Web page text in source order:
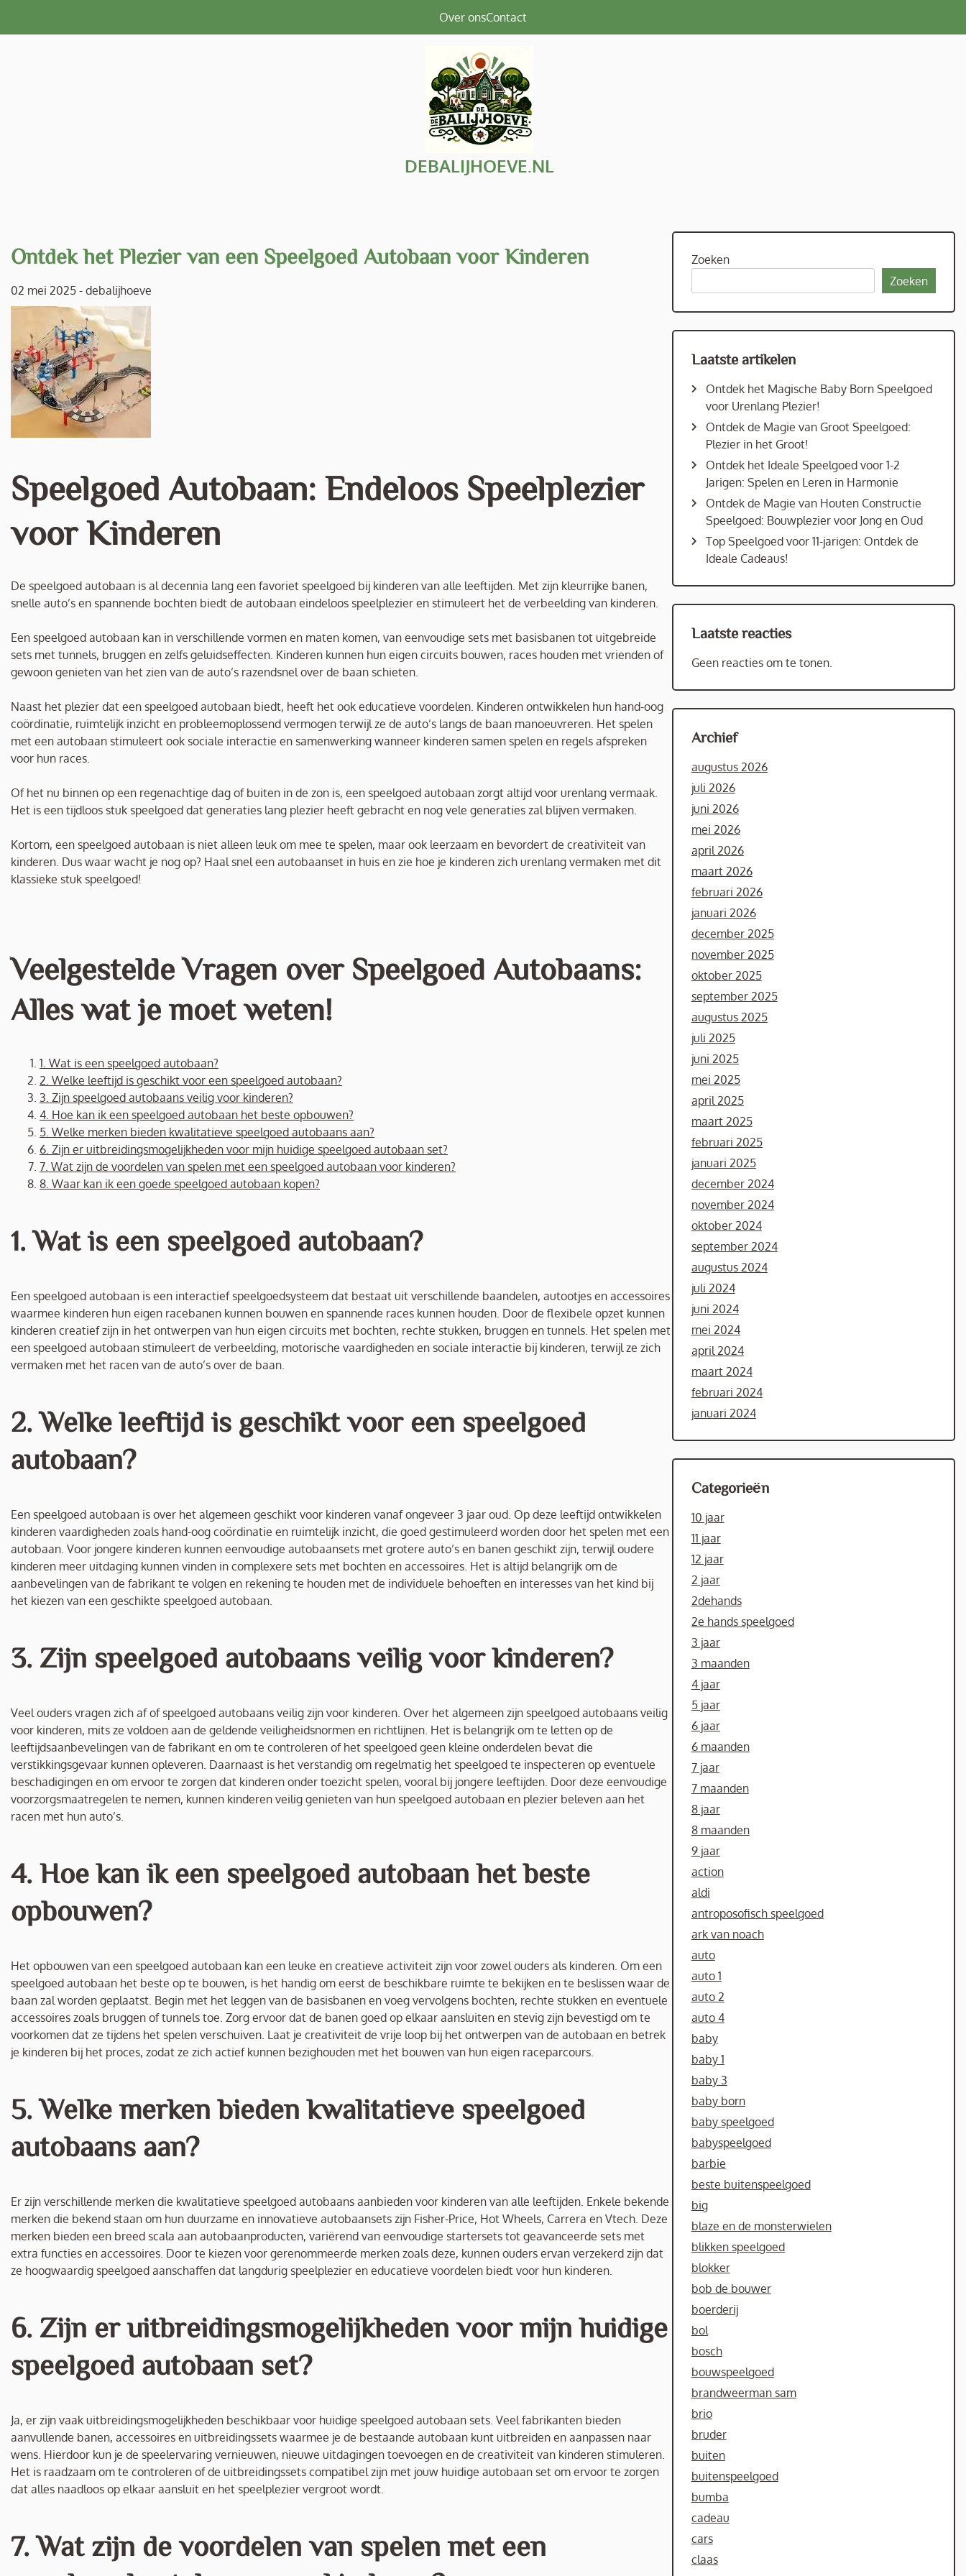
Over onsContact
DEBALIJHOEVE.NL
Ontdek het Plezier van een Speelgoed Autobaan voor Kinderen
02 mei 2025 - debalijhoeve
Speelgoed Autobaan: Endeloos Speelplezier
voor Kinderen
De speelgoed autobaan is al decennia lang een favoriet speelgoed bij kinderen van alle leeftijden. Met zijn kleurrijke banen,
snelle auto’s en spannende bochten biedt de autobaan eindeloos speelplezier en stimuleert het de verbeelding van kinderen.
Een speelgoed autobaan kan in verschillende vormen en maten komen, van eenvoudige sets met basisbanen tot uitgebreide
sets met tunnels, bruggen en zelfs geluidseffecten. Kinderen kunnen hun eigen circuits bouwen, races houden met vrienden of
gewoon genieten van het zien van de auto’s razendsnel over de baan schieten.
Naast het plezier dat een speelgoed autobaan biedt, heeft het ook educatieve voordelen. Kinderen ontwikkelen hun hand-oog
coördinatie, ruimtelijk inzicht en probleemoplossend vermogen terwijl ze de auto’s langs de baan manoeuvreren. Het spelen
met een autobaan stimuleert ook sociale interactie en samenwerking wanneer kinderen samen spelen en regels afspreken
voor hun races.
Of het nu binnen op een regenachtige dag of buiten in de zon is, een speelgoed autobaan zorgt altijd voor urenlang vermaak.
Het is een tijdloos stuk speelgoed dat generaties lang plezier heeft gebracht en nog vele generaties zal blijven vermaken.
Kortom, een speelgoed autobaan is niet alleen leuk om mee te spelen, maar ook leerzaam en bevordert de creativiteit van
kinderen. Dus waar wacht je nog op? Haal snel een autobaanset in huis en zie hoe je kinderen zich urenlang vermaken met dit
klassieke stuk speelgoed!
Veelgestelde Vragen over Speelgoed Autobaans:
Alles wat je moet weten!
1. Wat is een speelgoed autobaan?
2. Welke leeftijd is geschikt voor een speelgoed autobaan?
3. Zijn speelgoed autobaans veilig voor kinderen?
4. Hoe kan ik een speelgoed autobaan het beste opbouwen?
5. Welke merken bieden kwalitatieve speelgoed autobaans aan?
6. Zijn er uitbreidingsmogelijkheden voor mijn huidige speelgoed autobaan set?
7. Wat zijn de voordelen van spelen met een speelgoed autobaan voor kinderen?
8. Waar kan ik een goede speelgoed autobaan kopen?
1. Wat is een speelgoed autobaan?
Een speelgoed autobaan is een interactief speelgoedsysteem dat bestaat uit verschillende baandelen, autootjes en accessoires
waarmee kinderen hun eigen racebanen kunnen bouwen en spannende races kunnen houden. Door de flexibele opzet kunnen
kinderen creatief zijn in het ontwerpen van hun eigen circuits met bochten, rechte stukken, bruggen en tunnels. Het spelen met
een speelgoed autobaan stimuleert de verbeelding, motorische vaardigheden en sociale interactie bij kinderen, terwijl ze zich
vermaken met het racen van de auto’s over de baan.
2. Welke leeftijd is geschikt voor een speelgoed
autobaan?
Een speelgoed autobaan is over het algemeen geschikt voor kinderen vanaf ongeveer 3 jaar oud. Op deze leeftijd ontwikkelen
kinderen vaardigheden zoals hand-oog coördinatie en ruimtelijk inzicht, die goed gestimuleerd worden door het spelen met een
autobaan. Voor jongere kinderen kunnen eenvoudige autobaansets met grotere auto’s en banen geschikt zijn, terwijl oudere
kinderen meer uitdaging kunnen vinden in complexere sets met bochten en accessoires. Het is altijd belangrijk om de
aanbevelingen van de fabrikant te volgen en rekening te houden met de individuele behoeften en interesses van het kind bij
het kiezen van een geschikte speelgoed autobaan.
3. Zijn speelgoed autobaans veilig voor kinderen?
Veel ouders vragen zich af of speelgoed autobaans veilig zijn voor kinderen. Over het algemeen zijn speelgoed autobaans veilig
voor kinderen, mits ze voldoen aan de geldende veiligheidsnormen en richtlijnen. Het is belangrijk om te letten op de
leeftijdsaanbevelingen van de fabrikant en om te controleren of het speelgoed geen kleine onderdelen bevat die
verstikkingsgevaar kunnen opleveren. Daarnaast is het verstandig om regelmatig het speelgoed te inspecteren op eventuele
beschadigingen en om ervoor te zorgen dat kinderen onder toezicht spelen, vooral bij jongere leeftijden. Door deze eenvoudige
voorzorgsmaatregelen te nemen, kunnen kinderen veilig genieten van hun speelgoed autobaan en plezier beleven aan het
racen met hun auto’s.
4. Hoe kan ik een speelgoed autobaan het beste
opbouwen?
Het opbouwen van een speelgoed autobaan kan een leuke en creatieve activiteit zijn voor zowel ouders als kinderen. Om een
speelgoed autobaan het beste op te bouwen, is het handig om eerst de beschikbare ruimte te bekijken en te beslissen waar de
baan zal worden geplaatst. Begin met het leggen van de basisbanen en voeg vervolgens bochten, rechte stukken en eventuele
accessoires zoals bruggen of tunnels toe. Zorg ervoor dat de banen goed op elkaar aansluiten en stevig zijn bevestigd om te
voorkomen dat ze tijdens het spelen verschuiven. Laat je creativiteit de vrije loop bij het ontwerpen van de autobaan en betrek
je kinderen bij het proces, zodat ze zich actief kunnen bezighouden met het bouwen van hun eigen raceparcours.
5. Welke merken bieden kwalitatieve speelgoed
autobaans aan?
Er zijn verschillende merken die kwalitatieve speelgoed autobaans aanbieden voor kinderen van alle leeftijden. Enkele bekende
merken die bekend staan om hun duurzame en innovatieve autobaansets zijn Fisher-Price, Hot Wheels, Carrera en Vtech. Deze
merken bieden een breed scala aan autobaanproducten, variërend van eenvoudige startersets tot geavanceerde sets met
extra functies en accessoires. Door te kiezen voor gerenommeerde merken zoals deze, kunnen ouders ervan verzekerd zijn dat
ze hoogwaardig speelgoed aanschaffen dat langdurig speelplezier en educatieve voordelen biedt voor hun kinderen.
6. Zijn er uitbreidingsmogelijkheden voor mijn huidige
speelgoed autobaan set?
Ja, er zijn vaak uitbreidingsmogelijkheden beschikbaar voor huidige speelgoed autobaan sets. Veel fabrikanten bieden
aanvullende banen, accessoires en uitbreidingssets waarmee je de bestaande autobaan kunt uitbreiden en aanpassen naar
wens. Hierdoor kun je de speelervaring vernieuwen, nieuwe uitdagingen toevoegen en de creativiteit van kinderen stimuleren.
Het is raadzaam om te controleren of de uitbreidingssets compatibel zijn met jouw huidige autobaan set om ervoor te zorgen
dat alles naadloos op elkaar aansluit en het speelplezier vergroot wordt.
7. Wat zijn de voordelen van spelen met een
Zoeken
Zoeken
Laatste artikelen
Ontdek het Magische Baby Born Speelgoed
voor Urenlang Plezier!
Ontdek de Magie van Groot Speelgoed:
Plezier in het Groot!
Ontdek het Ideale Speelgoed voor 1-2
Jarigen: Spelen en Leren in Harmonie
Ontdek de Magie van Houten Constructie
Speelgoed: Bouwplezier voor Jong en Oud
Top Speelgoed voor 11-jarigen: Ontdek de
Ideale Cadeaus!
Laatste reacties
Geen reacties om te tonen.
Archief
augustus 2026
juli 2026
juni 2026
mei 2026
april 2026
maart 2026
februari 2026
januari 2026
december 2025
november 2025
oktober 2025
september 2025
augustus 2025
juli 2025
juni 2025
mei 2025
april 2025
maart 2025
februari 2025
januari 2025
december 2024
november 2024
oktober 2024
september 2024
augustus 2024
juli 2024
juni 2024
mei 2024
april 2024
maart 2024
februari 2024
januari 2024
Categorieën
10 jaar
11 jaar
12 jaar
2 jaar
2dehands
2e hands speelgoed
3 jaar
3 maanden
4 jaar
5 jaar
6 jaar
6 maanden
7 jaar
7 maanden
8 jaar
8 maanden
9 jaar
action
aldi
antroposofisch speelgoed
ark van noach
auto
auto 1
auto 2
auto 4
baby
baby 1
baby 3
baby born
baby speelgoed
babyspeelgoed
barbie
beste buitenspeelgoed
big
blaze en de monsterwielen
blikken speelgoed
blokker
bob de bouwer
boerderij
bol
bosch
bouwspeelgoed
brandweerman sam
brio
bruder
buiten
buitenspeelgoed
bumba
cadeau
cars
claas